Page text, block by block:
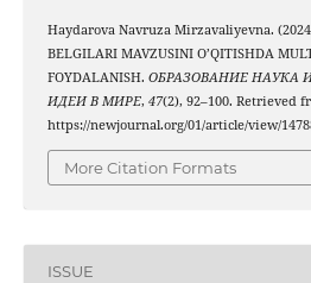
Haydarova Navruza Mirzavaliyevna.
BELGILARI MAVZUSINI O’QITISHDA
FOYDALANISH. ОБРАЗОВАНИЕ НАУКА
ИДЕИ В МИРЕ, 47(2), 92–100. Retrieved
https://newjournal.org/01/article/view/
More Citation Formats
ISSUE